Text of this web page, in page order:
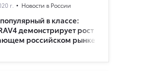
г. Новости в России
в классе:
демонстрирует рост
российском рынке